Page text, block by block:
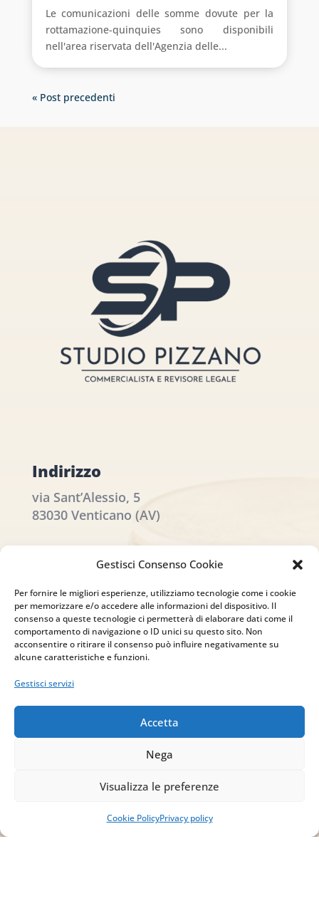
Gestisci Consenso Cookie
Per fornire le migliori esperienze, utilizziamo tecnologie come i cookie
per memorizzare e/o accedere alle informazioni del dispositivo. Il
consenso a queste tecnologie ci permetterà di elaborare dati come il
comportamento di navigazione o ID unici su questo sito. Non
acconsentire o ritirare il consenso può influire negativamente su
alcune caratteristiche e funzioni.
Gestisci servizi
Accetta
Nega
Visualizza le preferenze
Cookie PolicyPrivacy policy
Le comunicazioni delle somme dovute per la
rottamazione-quinquies sono disponibili
nell'area riservata dell'Agenzia delle...
« Post precedenti
Indirizzo
via Sant’Alessio, 5
83030 Venticano (AV)
P.IVA
IT02754810642
NEWSLETTER
Per restare sempre aggiornato su tutte le
novità, clicca sul pulsante qui sotto e
ISCRIVITI ALLA